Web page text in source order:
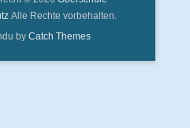
Alle Rechte vorbehalten.
by Catch Themes